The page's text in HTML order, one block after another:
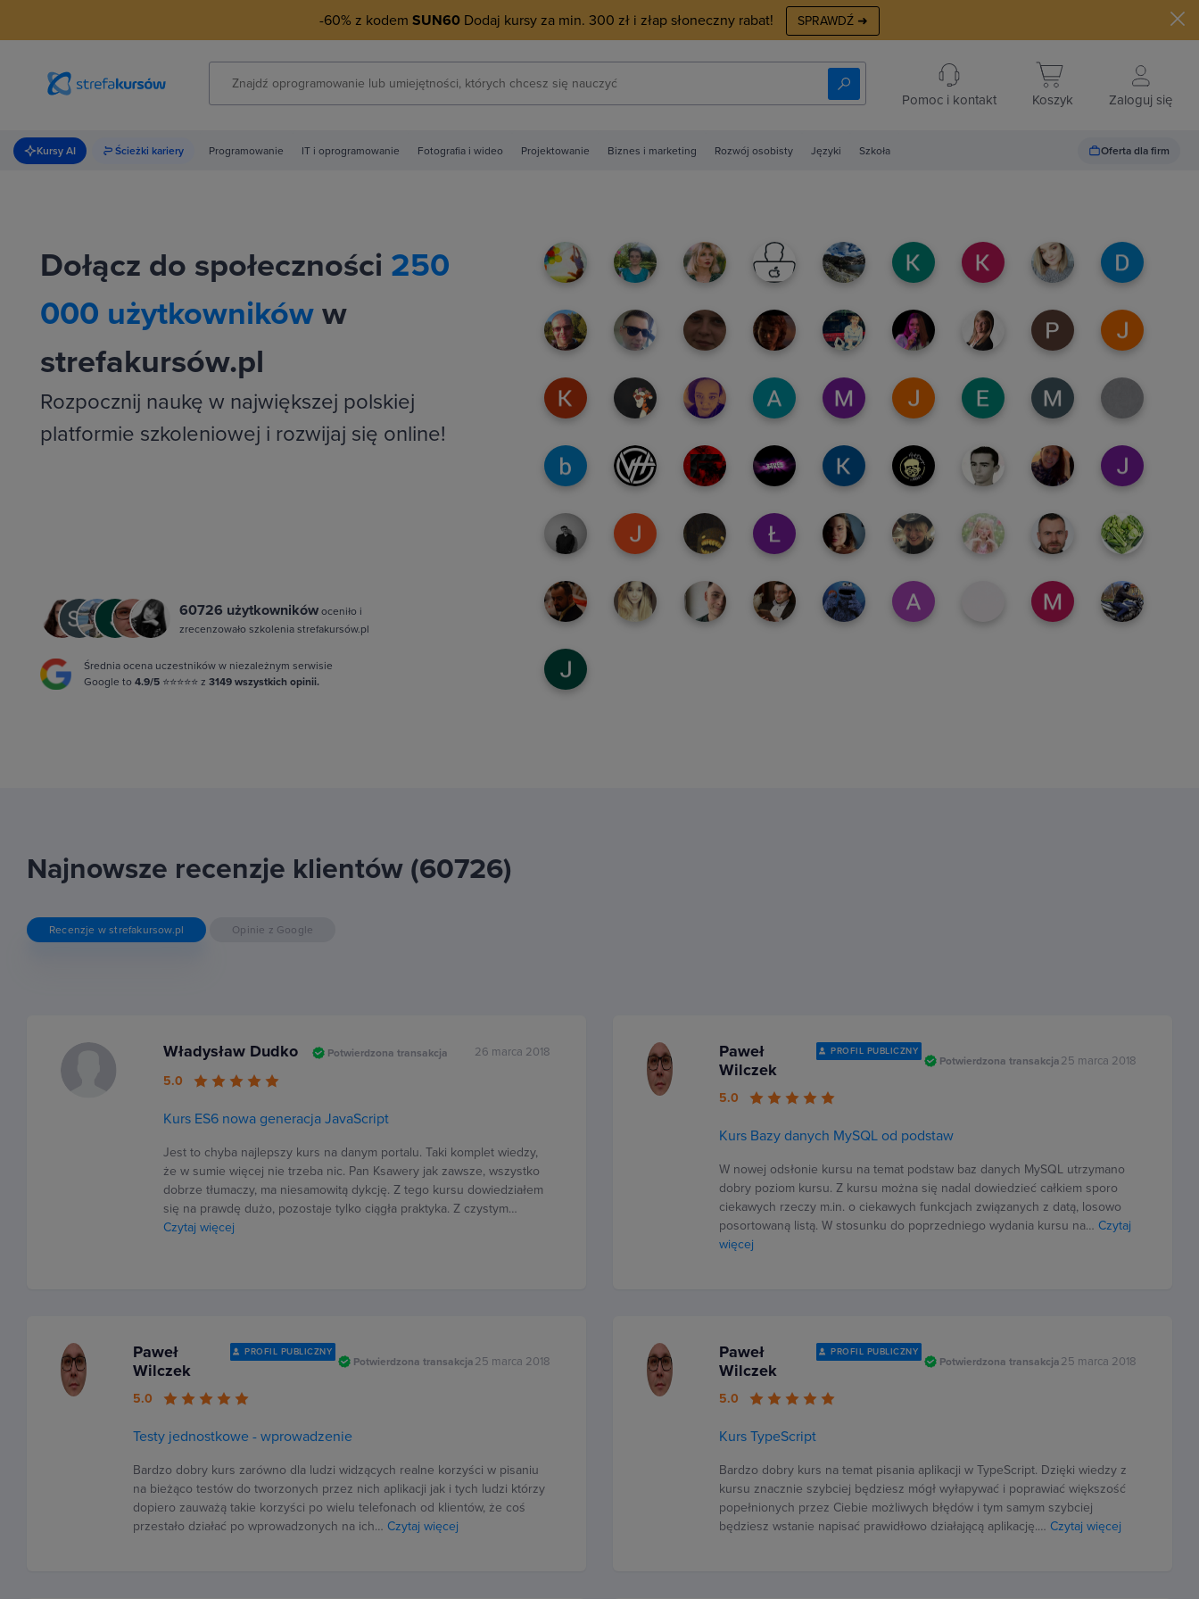
-60% z kodem SUN60 Dodaj kursy za min. 300 zł i złap słoneczny rabat! SPRAWDŹ ➜
Pomoc i kontakt Koszyk Zaloguj się
Kursy AI Ścieżki kariery Programowanie IT i oprogramowanie Fotografia i wideo Projektowanie Biznes i marketing Rozwój osobisty Języki Szkoła Oferta dla firm
Dołącz do społeczności 250
000 użytkowników w
strefakursów.pl
Rozpocznij naukę w największej polskiej
platformie szkoleniowej i rozwijaj się online!
60726 użytkowników oceniło i
zrecenzowało szkolenia strefakursów.pl
Średnia ocena uczestników w niezależnym serwisie
Google to 4.9/5 ⭐⭐⭐⭐⭐ z 3149 wszystkich opinii.
Najnowsze recenzje klientów (60726)
Recenzje w strefakursow.pl Opinie z Google
Władysław Dudko Potwierdzona transakcja 26 marca 2018
5.0
Kurs ES6 nowa generacja JavaScript
Jest to chyba najlepszy kurs na danym portalu. Taki komplet wiedzy,
że w sumie więcej nie trzeba nic. Pan Ksawery jak zawsze, wszystko
dobrze tłumaczy, ma niesamowitą dykcję. Z tego kursu dowiedziałem
się na prawdę dużo, pozostaje tylko ciągła praktyka. Z czystym…
Czytaj więcej
Paweł
Wilczek
PROFIL PUBLICZNY
Potwierdzona transakcja 25 marca 2018
5.0
Kurs Bazy danych MySQL od podstaw
W nowej odsłonie kursu na temat podstaw baz danych MySQL utrzymano
dobry poziom kursu. Z kursu można się nadal dowiedzieć całkiem sporo
ciekawych rzeczy m.in. o ciekawych funkcjach związanych z datą, losowo
posortowaną listą. W stosunku do poprzedniego wydania kursu na… Czytaj
więcej
Paweł
Wilczek
PROFIL PUBLICZNY
Potwierdzona transakcja 25 marca 2018
5.0
Testy jednostkowe - wprowadzenie
Bardzo dobry kurs zarówno dla ludzi widzących realne korzyści w pisaniu
na bieżąco testów do tworzonych przez nich aplikacji jak i tych ludzi którzy
dopiero zauważą takie korzyści po wielu telefonach od klientów, że coś
przestało działać po wprowadzonych na ich… Czytaj więcej
Paweł
Wilczek
PROFIL PUBLICZNY
Potwierdzona transakcja 25 marca 2018
5.0
Kurs TypeScript
Bardzo dobry kurs na temat pisania aplikacji w TypeScript. Dzięki wiedzy z
kursu znacznie szybciej będziesz mógł wyłapywać i poprawiać większość
popełnionych przez Ciebie możliwych błędów i tym samym szybciej
będziesz wstanie napisać prawidłowo działającą aplikację.… Czytaj więcej